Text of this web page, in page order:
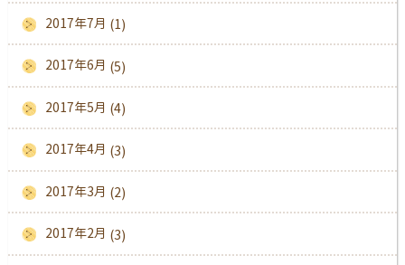
2017年7月 (1)
2017年6月 (5)
2017年5月 (4)
2017年4月 (3)
2017年3月 (2)
2017年2月 (3)